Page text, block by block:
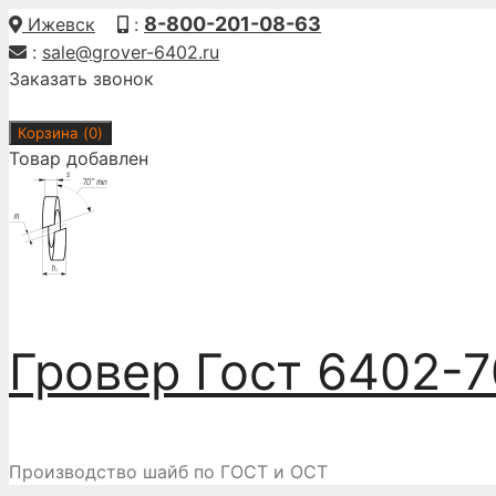
Перейти
к
содержимому
Ижевск : 8-800-201-08-63
: sale@grover-6402.ru
Заказать звонок
Корзина (0)
Товар добавлен
Гровер Гост 6402-
Производство шайб по ГОСТ и ОСТ